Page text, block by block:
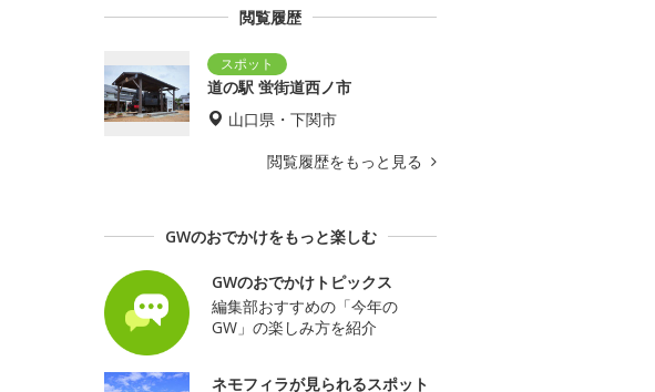
閲覧履歴
道の駅 蛍街道西ノ市
山口県・下関市
閲覧履歴をもっと見る
GWのおでかけをもっと楽しむ
GWのおでかけトピックス
編集部おすすめの「今年の
GW」の楽しみ方を紹介
ネモフィラが見られるスポット